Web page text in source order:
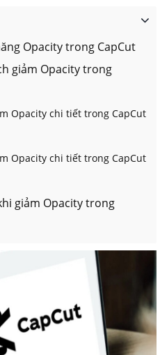
Opacity trong CapCut
giảm Opacity trong
Opacity chi tiết trong CapCut
Opacity chi tiết trong CapCut
giảm Opacity trong